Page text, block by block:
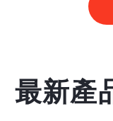
最新產